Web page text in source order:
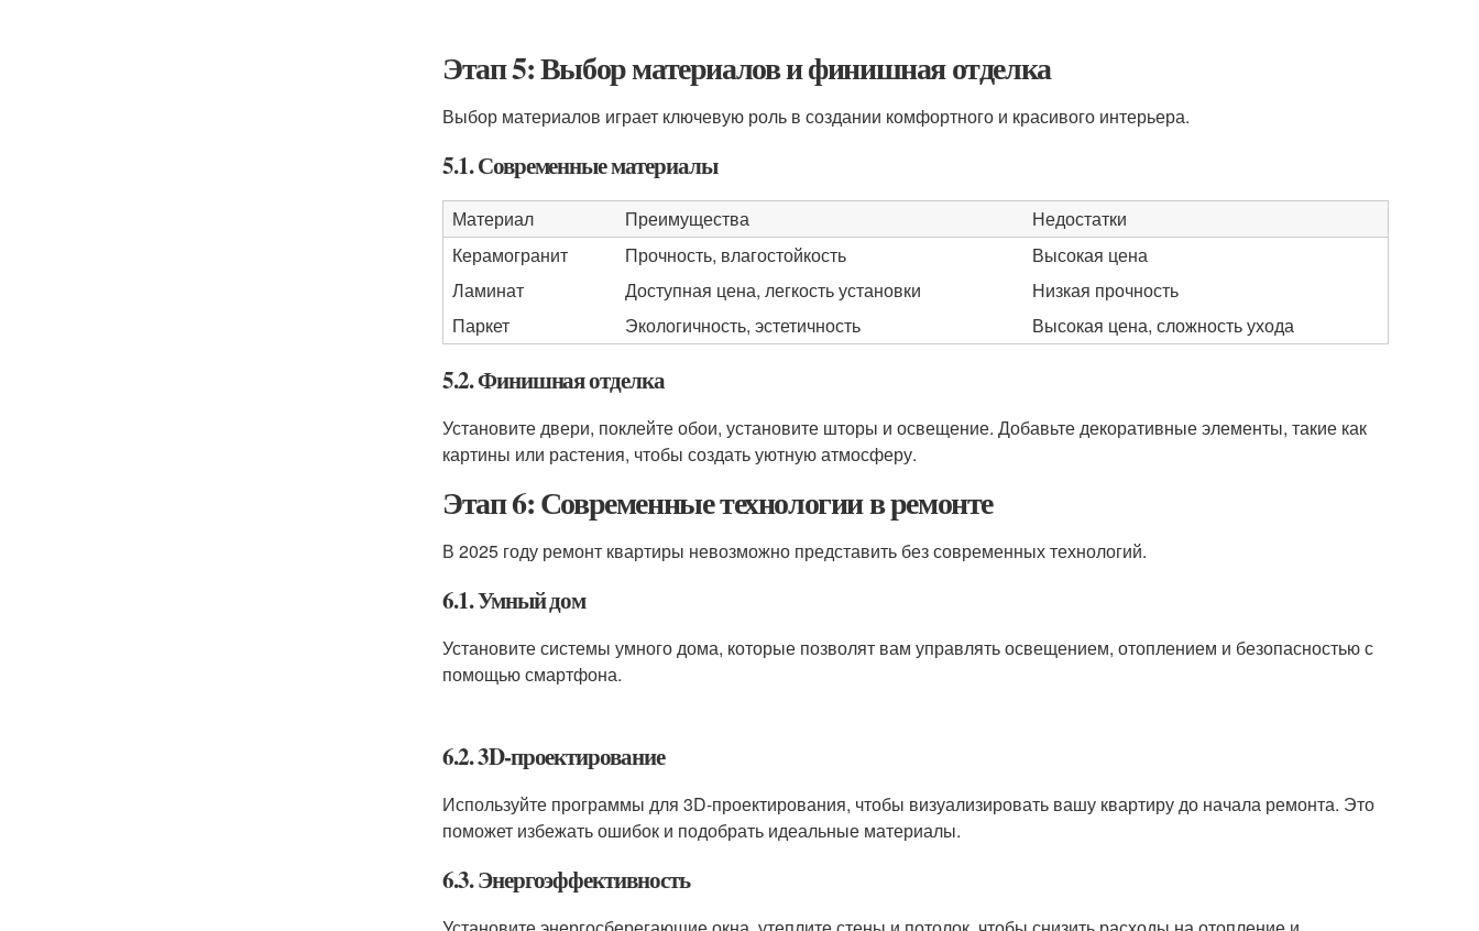
Этап 5: Выбор материалов и финишная отделка
Выбор материалов играет ключевую роль в создании комфортного и красивого интерьера.
5.1. Современные материалы
Материал Преимущества
Недостатки
Керамогранит
Прочность, влагостойкость
Высокая цена
Ламинат
Доступная цена, легкость установки
Низкая прочность
Паркет
Экологичность, эстетичность Высокая цена, сложность ухода
5.2. Финишная отделка
Установите двери, поклейте обои, установите шторы и освещение. Добавьте декоративные элементы, такие как
картины или растения, чтобы создать уютную атмосферу.
Этап 6: Современные технологии в ремонте
В 2025 году ремонт квартиры невозможно представить без современных технологий.
6.1. Умный дом
Установите системы умного дома, которые позволят вам управлять освещением, отоплением и безопасностью с
помощью смартфона.
6.2. 3D-проектирование
Используйте программы для 3D-проектирования, чтобы визуализировать вашу квартиру до начала ремонта. Это
поможет избежать ошибок и подобрать идеальные материалы.
6.3. Энергоэффективность